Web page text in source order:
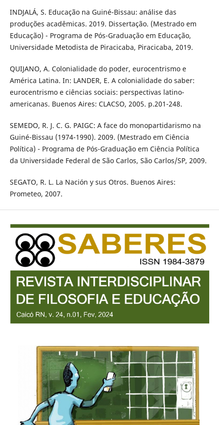
INDJALÁ, S. Educação na Guiné-Bissau: análise das
produções acadêmicas. 2019. Dissertação. (Mestrado em
Educação) - Programa de Pós-Graduação em Educação,
Universidade Metodista de Piracicaba, Piracicaba, 2019.
QUIJANO, A. Colonialidade do poder, eurocentrismo e
América Latina. In: LANDER, E. A colonialidade do saber:
eurocentrismo e ciências sociais: perspectivas latino-
americanas. Buenos Aires: CLACSO, 2005. p.201-248.
SEMEDO, R. J. C. G. PAIGC: A face do monopartidarismo na
Guiné-Bissau (1974-1990). 2009. (Mestrado em Ciência
Política) - Programa de Pós-Graduação em Ciência Política
da Universidade Federal de São Carlos, São Carlos/SP, 2009.
SEGATO, R. L. La Nación y sus Otros. Buenos Aires:
Prometeo, 2007.